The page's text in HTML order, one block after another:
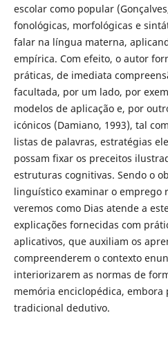
escolar como popular
fonológicas, morfológicas e
falar na língua materna,
empírica. Com efeito, o autor
práticas, de imediata
facultada, por um lado, por
modelos de aplicação e, por
icónicos (Damiano, 1993), tal
listas de palavras, estratégias
possam fixar os preceitos
estruturas cognitivas. Sendo o
linguístico examinar o emprego
veremos como Dias atende a
explicações fornecidas com
aplicativos, que auxiliam os
compreenderem o contexto
interiorizarem as normas de
memória enciclopédica,
tradicional dedutivo.